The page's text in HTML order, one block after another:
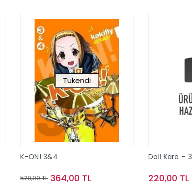
Tükendi
K-ON! 3&4
520,00 TL 364,00 TL
Doll Kara – 3
220,00 TL